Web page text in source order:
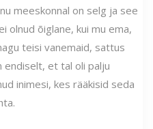
meeskonnal on selg ja see
olnud õiglane, kui mu ema,
teisi vanemaid, sattus
endiselt, et tal oli palju
inimesi, kes rääkisid seda